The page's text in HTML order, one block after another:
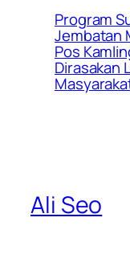
Program
Jembatan
Pos
Dirasakan
Ali Seo